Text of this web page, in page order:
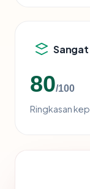
Sangat
80/100
Ringkasan